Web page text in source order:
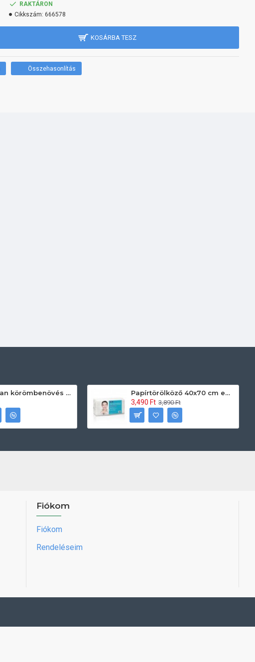
RAKTÁRON
Cikkszám: 666578
KOSÁRBA TESZ
Összehasonlítás
Prontoman körömbenövés kezelő gél tamponáláshoz 20 ml
Papírtörölköző 40x70 cm egyszerhasználatos 60db/csomag
3,490 Ft 3,890 Ft
Fiókom
Fiókom
Rendeléseim